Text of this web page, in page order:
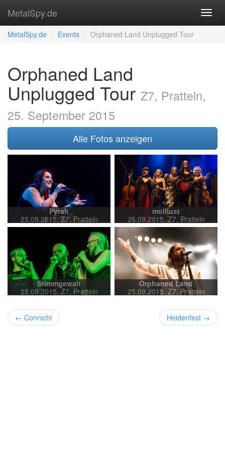
MetalSpy.de
MetalSpy.de Events Orphaned Land Unplugged Tour
Orphaned Land
Unplugged Tour Z7, Pratteln,
25. September 2015
Alle Fotos anzeigen
Pyrah
25.09.2015, Z7, Pratteln
molllust
25.09.2015, Z7, Pratteln
Stimmgewalt
25.09.2015, Z7, Pratteln
Orphaned Land
25.09.2015, Z7, Pratteln
← Connichi Heidenfest →